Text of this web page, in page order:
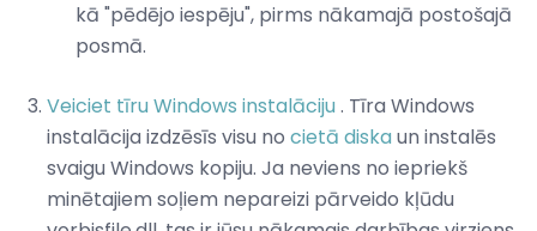
kā "pēdējo iespēju", pirms nākamajā postošajā
posmā.
Veiciet tīru Windows instalāciju. Tīra Windows
instalācija izdzēsīs visu no cietā diskaun instalēs
svaigu Windows kopiju. Ja neviens no iepriekš
minētajiem soļiem nepareizi pārveido kļūdu